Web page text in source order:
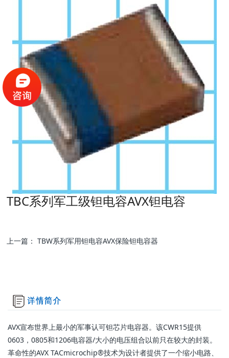
TBC系列军工级钽电容AVX钽电容
上一篇：TBW系列军用钽电容AVX保险钽电容器
AVX宣布世界上最小的军事认可钽芯片电容器。该CWR15提供
0603，0805和1206电容器/大小的电压组合以前只在较大的封装。
革命性的AVX TACmicrochip®技术为设计者提供了一个缩小电路、